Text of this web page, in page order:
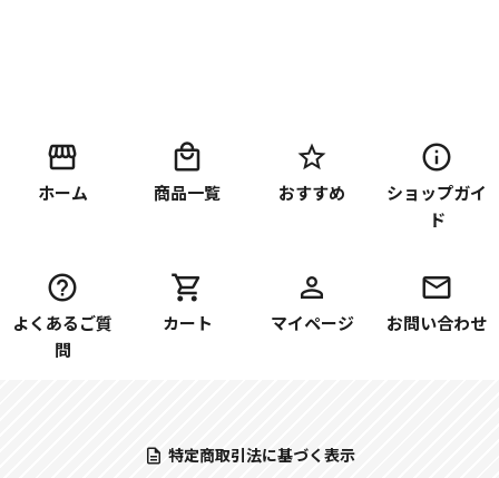
ホーム 商品一覧 おすすめ
ショップガイ
ド
よくあるご質
問
カート マイページ お問い合わせ
特定商取引法に基づく表示